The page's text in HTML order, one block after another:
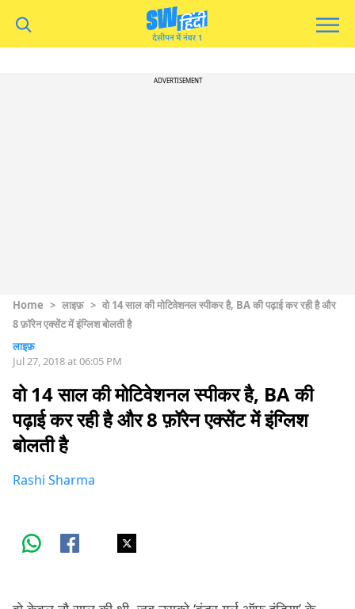
ADVERTISEMENT
Home > लाइफ़ > वो 14 साल की मोटिवेशनल स्पीकर है, BA की पढ़ाई कर रही है और
8 फ़ॉरेन एक्सेंट में इंग्लिश बोलती है
लाइफ़
Jul 27, 2018 at 06:05 PM
वो 14 साल की मोटिवेशनल स्पीकर है, BA की
पढ़ाई कर रही है और 8 फ़ॉरेन एक्सेंट में इंग्लिश
बोलती है
Rashi Sharma